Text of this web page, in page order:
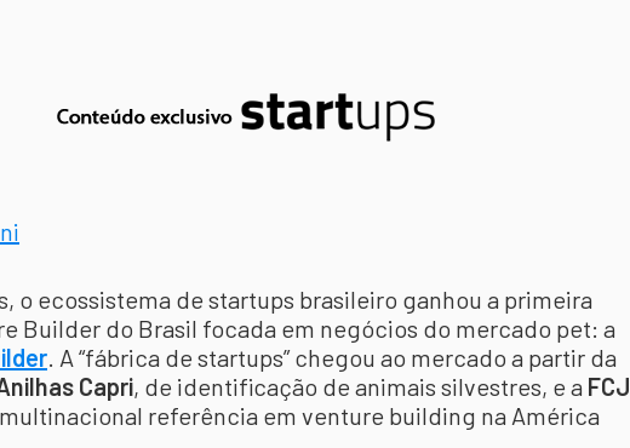
o ecossistema de startups brasileiro ganhou a primeira
Builder do Brasil focada em negócios do mercado pet: a
. A “fábrica de startups” chegou ao mercado a partir da
Capri, de identificação de animais silvestres, e a FCJ
referência em venture building na América